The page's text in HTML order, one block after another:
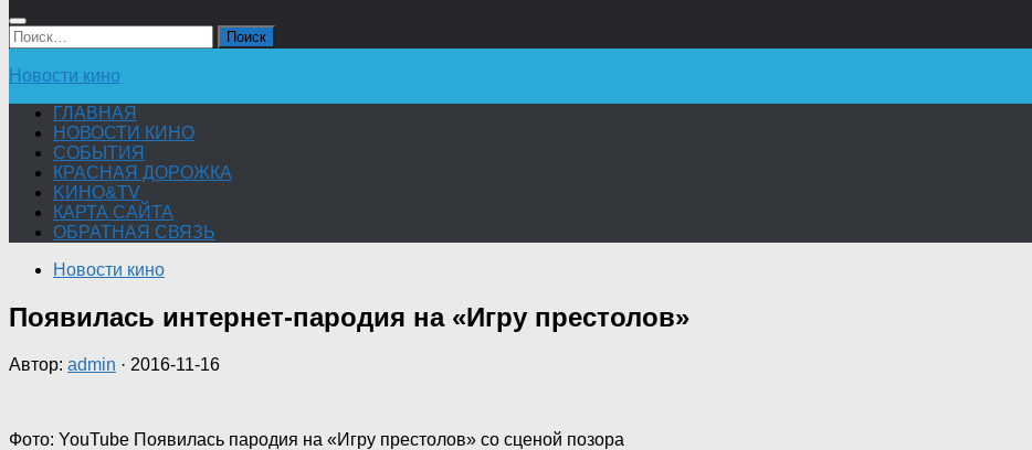
Найти:
Новости кино
ГЛАВНАЯ
НОВОСТИ КИНО
СОБЫТИЯ
КРАСНАЯ ДОРОЖКА
KИНО&TV
КАРТА САЙТА
ОБРАТНАЯ СВЯЗЬ
Новости кино
Появилась интернет-пародия на «Игру престолов»
Автор: admin · 2016-11-16
Фото: YouTube Появилась пародия на «Игру престолов» со сценой позора